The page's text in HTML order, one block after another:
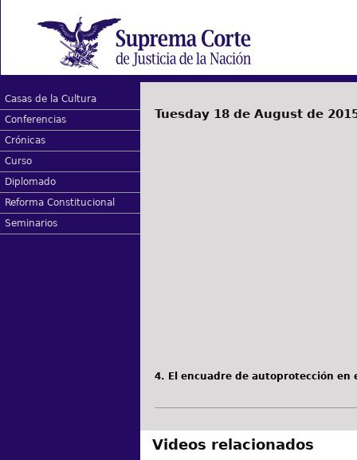
Casas de la Cultura
Conferencias
Crónicas
Curso
Diplomado
Reforma Constitucional
Seminarios
Tuesday 18 de August de
4. El encuadre de autoprotección en
Videos relacionados